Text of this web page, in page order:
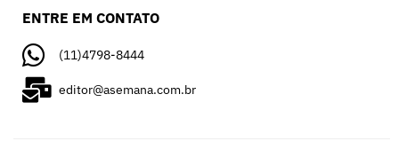
ENTRE EM CONTATO
(11)4798-8444
editor@asemana.com.br